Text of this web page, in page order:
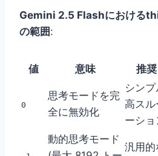
Gemini 2.5 Flashにおける
の範囲 :
値 意味 推
0
思考モードを完
全に無効化
シンプ
高ス
ーショ
動的思考モード
汎用